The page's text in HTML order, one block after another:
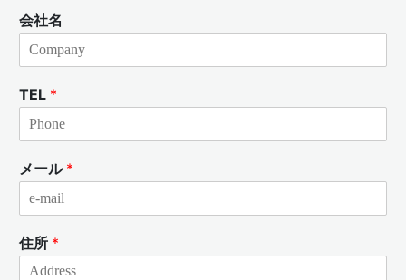
会社名
TEL *
メール *
住所 *